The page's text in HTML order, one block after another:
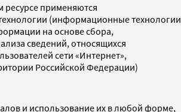
применяются
(информационные технологии
на основе сбора,
сведений, относящихся
сети «Интернет»,
Российской Федерации)
и использование их в любой форме,